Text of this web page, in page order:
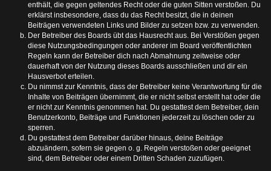
enthält, die gegen geltendes Recht oder die guten Sitten verstoßen. Du
erklärst insbesondere, dass du das Recht besitzt, die in deinen
Beiträgen verwendeten Links und Bilder zu setzen bzw. zu verwenden.
Der Betreiber des Boards übt das Hausrecht aus. Bei Verstößen gegen
diese Nutzungsbedingungen oder anderer im Board veröffentlichten
Regeln kann der Betreiber dich nach Abmahnung zeitweise oder
dauerhaft von der Nutzung dieses Boards ausschließen und dir ein
Hausverbot erteilen.
Du nimmst zur Kenntnis, dass der Betreiber keine Verantwortung für die
Inhalte von Beiträgen übernimmt, die er nicht selbst erstellt hat oder die
er nicht zur Kenntnis genommen hat. Du gestattest dem Betreiber, dein
Benutzerkonto, Beiträge und Funktionen jederzeit zu löschen oder zu
sperren.
Du gestattest dem Betreiber darüber hinaus, deine Beiträge
abzuändern, sofern sie gegen o. g. Regeln verstoßen oder geeignet
sind, dem Betreiber oder einem Dritten Schaden zuzufügen.